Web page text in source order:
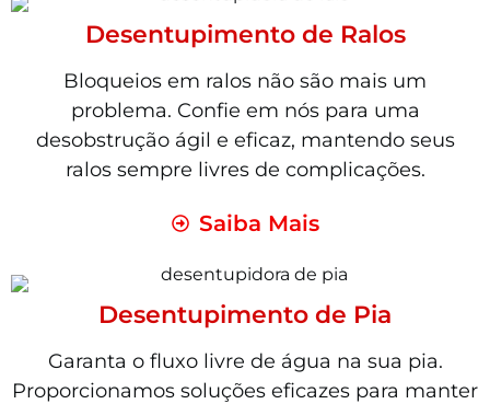
Desentupimento de Ralos
Bloqueios em ralos não são mais um
problema. Confie em nós para uma
desobstrução ágil e eficaz, mantendo seus
ralos sempre livres de complicações.
Saiba Mais
Desentupimento de Pia
Garanta o fluxo livre de água na sua pia.
Proporcionamos soluções eficazes para manter